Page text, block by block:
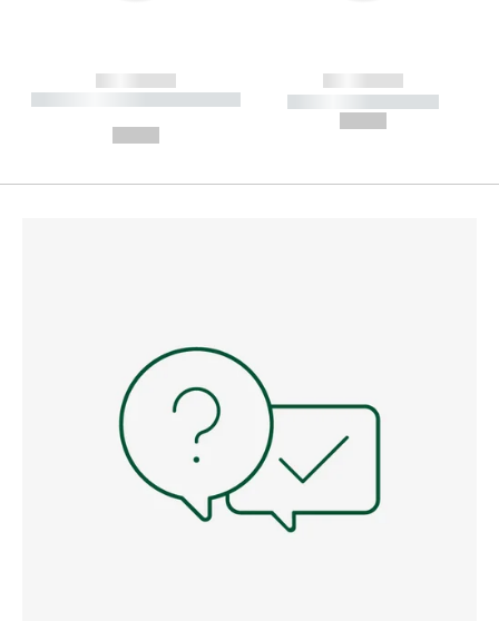
------------
----------- ----------- --------
------------
----------- -----------